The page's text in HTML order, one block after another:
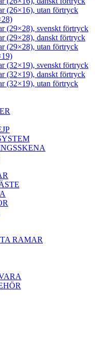
(26×16), utan förtryck
(29×28), svenskt förtryck
(29×28), danskt förtryck
(29×28), utan förtryck
(32×19), svenskt förtryck
(32×19), danskt förtryck
(32×19), utan förtryck
RAMAR